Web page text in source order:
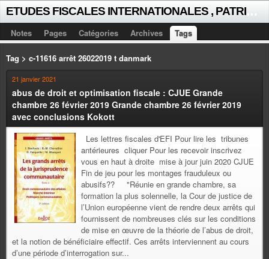
Notes Pages Catégories Archives Tags
Tag > c-11616 arrêt 26022019 t danmark
21 janvier 2021
abus de droit et optimisation fiscale : CJUE Grande
chambre 26 février 2019 Grande chambre 26 février 2019
avec conclusions Kokott
Les lettres fiscales d'EFI Pour lire les tribunes
antérieures cliquer Pour les recevoir inscrivez
vous en haut à droite mise à jour juin 2020 CJUE
Fin de jeu pour les montages frauduleux ou
abusifs?? "Réunie en grande chambre, sa
formation la plus solennelle, la Cour de justice de
l’Union européenne vient de rendre deux arrêts qui
fournissent de nombreuses clés sur les conditions
de mise en œuvre de la théorie de l’abus de droit,
et la notion de bénéficiaire effectif. Ces arrêts interviennent au cours
d’une période d’interrogation sur...